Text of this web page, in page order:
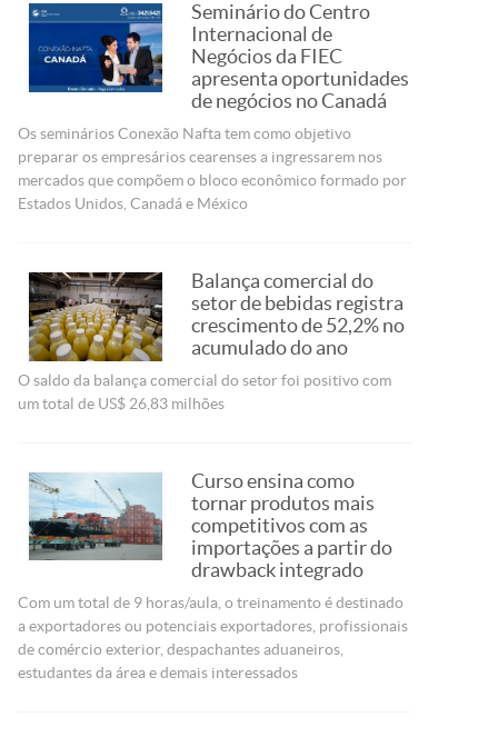
Seminário do Centro
Internacional de
Negócios da FIEC
apresenta oportunidades
de negócios no Canadá
Os seminários Conexão Nafta tem como objetivo
preparar os empresários cearenses a ingressarem nos
mercados que compõem o bloco econômico formado por
Estados Unidos, Canadá e México
Balança comercial do
setor de bebidas registra
crescimento de 52,2% no
acumulado do ano
O saldo da balança comercial do setor foi positivo com
um total de US$ 26,83 milhões
Curso ensina como
tornar produtos mais
competitivos com as
importações a partir do
drawback integrado
Com um total de 9 horas/aula, o treinamento é destinado
a exportadores ou potenciais exportadores, profissionais
de comércio exterior, despachantes aduaneiros,
estudantes da área e demais interessados